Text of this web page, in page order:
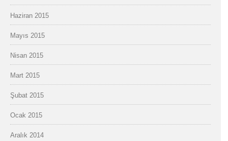
Haziran 2015
Mayıs 2015
Nisan 2015
Mart 2015
Şubat 2015
Ocak 2015
Aralık 2014